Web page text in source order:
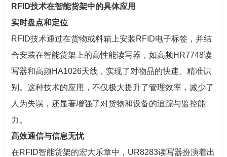
RFID技术在智能货架中的具体应用
实时盘点和定位
RFID技术通过在货物或料箱上安装RFID电子标签，并结
合安装在智能货架上的高性能读写器，如高频HR7748读
写器和高频HA1026天线，实现了对物品的快速、精准识
别。这种技术的应用，不仅极大提升了管理效率，减少了
人为失误，还显著增强了对货物和设备的追踪与监控能
力。
高效通信与信息无忧
在RFID智能货架的宏大乐章中，UR8283读写器扮演着出